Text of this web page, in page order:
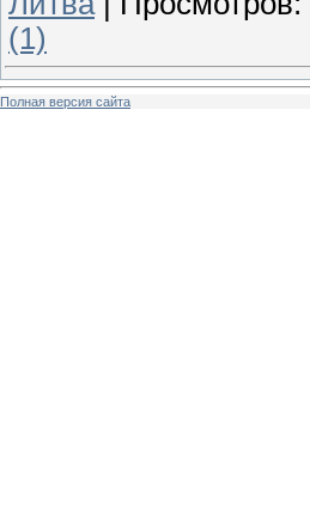
(1)
Полная версия сайта